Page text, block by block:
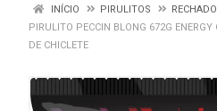
INÍCIO PIRULITOS
RECHADO
PIRULITO PECCIN BLONG 672G ENERGY
DE CHICLETE